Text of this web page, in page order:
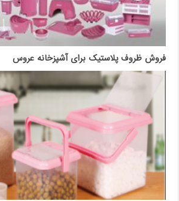
فروش ظروف پلاستیک برای آشپزخانه عروس